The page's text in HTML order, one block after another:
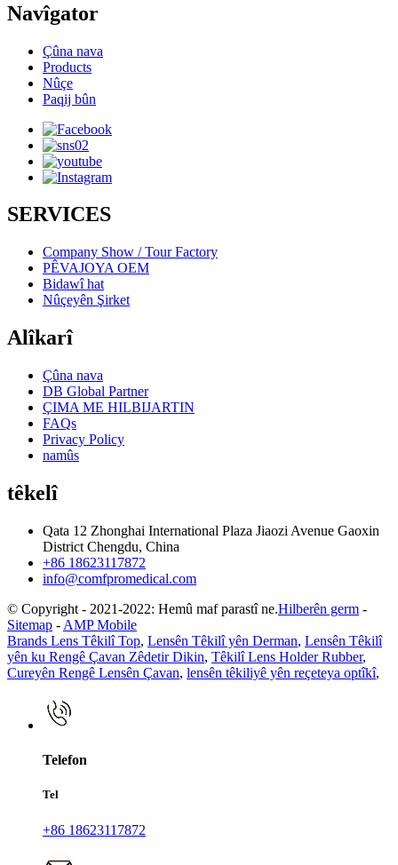
Navîgator
Çûna nava
Products
Nûçe
Paqij bûn
SERVICES
Company Show / Tour Factory
PÊVAJOYA OEM
Bidawî hat
Nûçeyên Şirket
Alîkarî
Çûna nava
DB Global Partner
ÇIMA ME HILBIJARTIN
FAQs
Privacy Policy
namûs
têkelî
Qata 12 Zhonghai International Plaza Jiaozi Avenue Gaoxin
District Chengdu, China
+86 18623117872
info@comfpromedical.com
© Copyright - 2021-2022: Hemû maf parastî ne.Hilberên germ -
Sitemap - AMP Mobile
Brands Lens Têkilî Top, Lensên Têkilî yên Derman, Lensên Têkilî
yên ku Rengê Çavan Zêdetir Dikin, Têkilî Lens Holder Rubber,
Cureyên Rengê Lensên Çavan, lensên têkiliyê yên reçeteya optîkî,
Telefon
Tel
+86 18623117872